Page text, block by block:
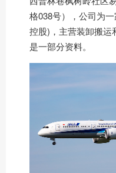
格038号），公司为
控股)，主营装卸搬运
是一部分资料。